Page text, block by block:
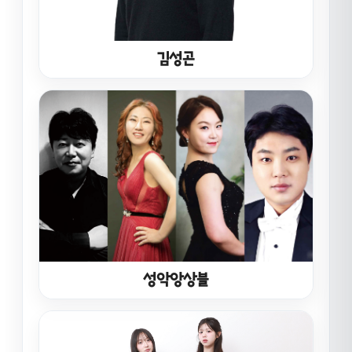
김성곤
성악앙상블